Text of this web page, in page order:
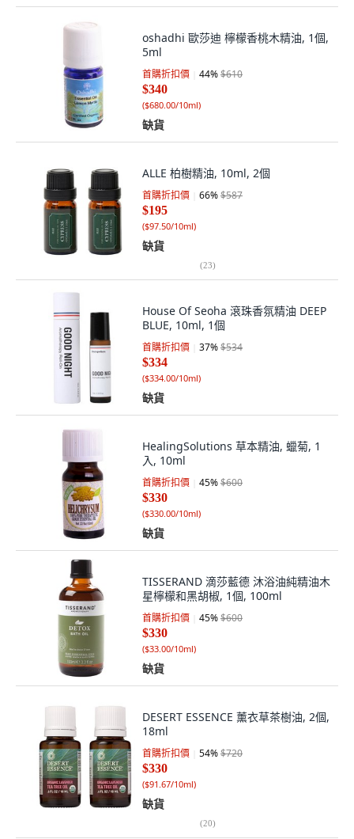
oshadhi 歐莎迪 檸檬香桃木精油, 1個,
5ml
首購折扣價 44%$610
$340
($680.00/10ml)
缺貨
ALLE 柏樹精油, 10ml, 2個
首購折扣價 66%$587
$195
($97.50/10ml)
缺貨
(23)
House Of Seoha 滾珠香氛精油 DEEP
BLUE, 10ml, 1個
首購折扣價 37%$534
$334
($334.00/10ml)
缺貨
HealingSolutions 草本精油, 蠟菊, 1
入, 10ml
首購折扣價 45%$600
$330
($330.00/10ml)
缺貨
TISSERAND 滴莎藍德 沐浴油純精油木
星檸檬和黑胡椒, 1個, 100ml
首購折扣價 45%$600
$330
($33.00/10ml)
缺貨
DESERT ESSENCE 薰衣草茶樹油, 2個,
18ml
首購折扣價 54%$720
$330
($91.67/10ml)
缺貨
(20)